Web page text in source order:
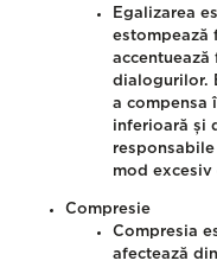
Egalizarea
estompează
accentuează
dialogurilor.
a compensa
inferioară și
mod excesiv
Compresie
Compresia
afectează